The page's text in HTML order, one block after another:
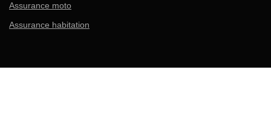
Assurance moto
Assurance habitation